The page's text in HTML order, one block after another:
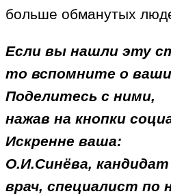
больше обманутых
Если вы нашли эту
то вспомните о
Поделитесь с ними,
нажав на кнопки
Искренне ваша:
О.И.Синёва,
врач, специалист по